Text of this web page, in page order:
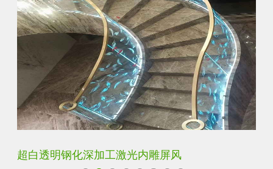
玄关水晶立体雕刻3D激光内雕玻璃